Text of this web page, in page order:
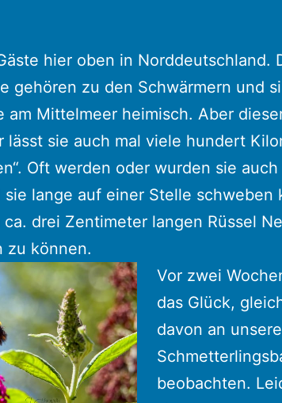
hier oben in Norddeutschland.
gehören zu den Schwärmern und
am Mittelmeer heimisch. Aber
lässt sie auch mal viele hundert
Oft werden oder wurden sie
lange auf einer Stelle schweben
drei Zentimeter langen Rüssel
zu können.
Vor zwei
das Glück,
davon an
beobachten.